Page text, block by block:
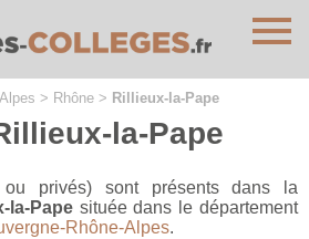
> Rhône > Rillieux-la-Pape
la-Pape
privés) sont présents dans la
la-Papesituée dans le département
Rhône-Alpes.